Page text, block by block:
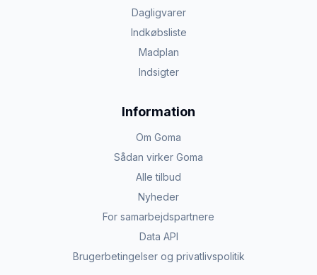
Dagligvarer
Indkøbsliste
Madplan
Indsigter
Information
Om Goma
Sådan virker Goma
Alle tilbud
Nyheder
For samarbejdspartnere
Data API
Brugerbetingelser og privatlivspolitik